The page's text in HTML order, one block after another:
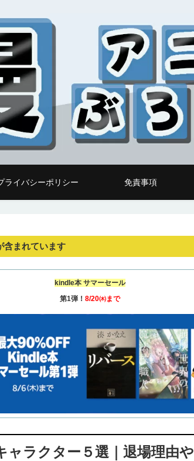
ライバシーポリシー 免責事項
含まれています
kindle本 サマーセール
第1弾！ 8/20㈭まで
ャラクター５選｜退場理由や